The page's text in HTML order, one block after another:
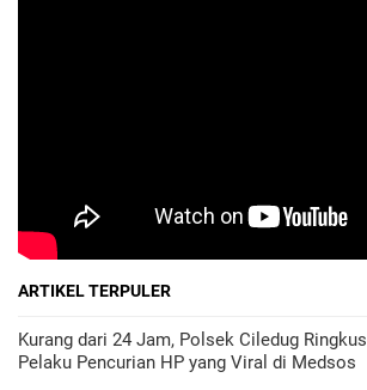
ARTIKEL TERPULER
Kurang dari 24 Jam, Polsek Ciledug Ringkus
Pelaku Pencurian HP yang Viral di Medsos